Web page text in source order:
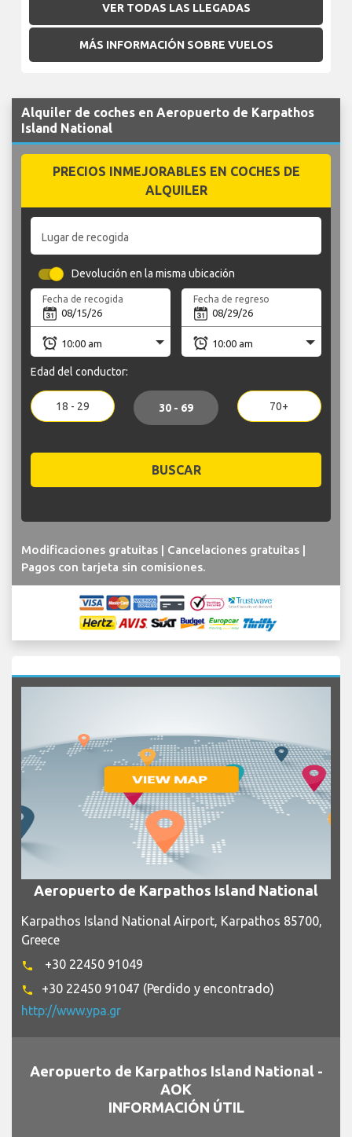
VER TODAS LAS LLEGADAS
MÁS INFORMACIÓN SOBRE VUELOS
Alquiler de coches en Aeropuerto de Karpathos
Island National
PRECIOS INMEJORABLES EN COCHES DE
ALQUILER
Lugar de recogida
Devolución en la misma ubicación
Fecha de recogida Fecha de regreso
Edad del conductor:
18 - 29 30 - 69 70+
BUSCAR
Modificaciones gratuitas | Cancelaciones gratuitas |
Pagos con tarjeta sin comisiones.
Aeropuerto de Karpathos Island National
Karpathos Island National Airport, Karpathos 85700,
Greece
phone +30 22450 91049
phone
+30 22450 91047 (Perdido y encontrado)
http://www.ypa.gr
Aeropuerto de Karpathos Island National -
AOK
INFORMACIÓN ÚTIL